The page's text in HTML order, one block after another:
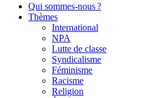
Qui sommes-nous ?
Thèmes
International
NPA
Lutte de classe
Syndicalisme
Féminisme
Racisme
Religion